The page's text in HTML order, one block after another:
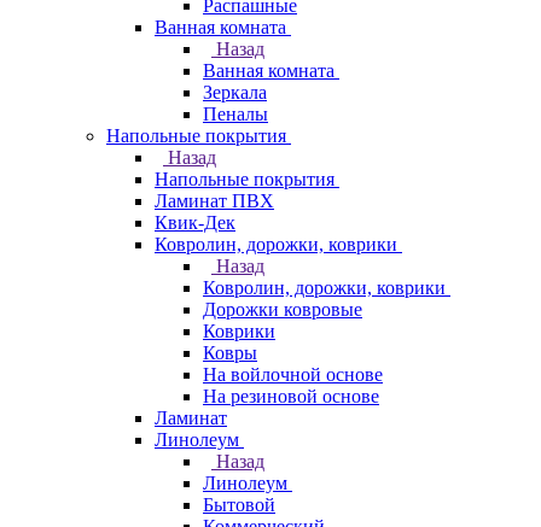
Распашные
Ванная комната
Назад
Ванная комната
Зеркала
Пеналы
Напольные покрытия
Назад
Напольные покрытия
Ламинат ПВХ
Квик-Дек
Ковролин, дорожки, коврики
Назад
Ковролин, дорожки, коврики
Дорожки ковровые
Коврики
Ковры
На войлочной основе
На резиновой основе
Ламинат
Линолеум
Назад
Линолеум
Бытовой